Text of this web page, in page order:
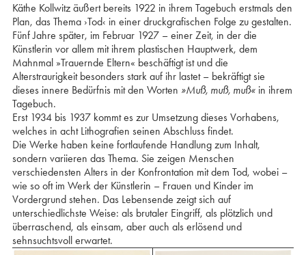
Käthe Kollwitz äußert bereits 1922 in ihrem Tagebuch erstmals den
Plan, das Thema ›Tod‹ in einer druckgrafischen Folge zu gestalten.
Fünf Jahre später, im Februar 1927 – einer Zeit, in der die
Künstlerin vor allem mit ihrem plastischen Hauptwerk, dem
Mahnmal »Trauernde Eltern« beschäftigt ist und die
Alterstraurigkeit besonders stark auf ihr lastet – bekräftigt sie
dieses innere Bedürfnis mit den Worten »Muß, muß, muß« in ihrem
Tagebuch.
Erst 1934 bis 1937 kommt es zur Umsetzung dieses Vorhabens,
welches in acht Lithografien seinen Abschluss findet.
Die Werke haben keine fortlaufende Handlung zum Inhalt,
sondern variieren das Thema. Sie zeigen Menschen
verschiedensten Alters in der Konfrontation mit dem Tod, wobei –
wie so oft im Werk der Künstlerin – Frauen und Kinder im
Vordergrund stehen. Das Lebensende zeigt sich auf
unterschiedlichste Weise: als brutaler Eingriff, als plötzlich und
überraschend, als einsam, aber auch als erlösend und
sehnsuchtsvoll erwartet.